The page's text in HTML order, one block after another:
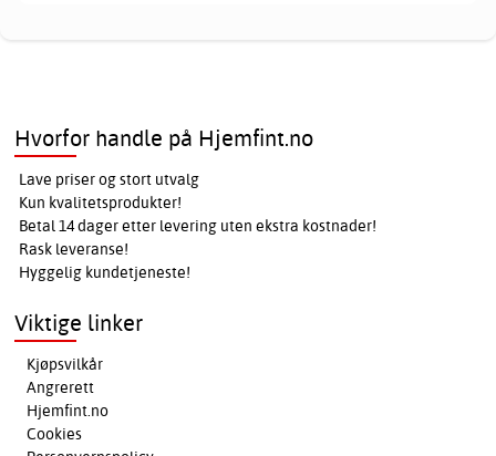
Hvorfor handle på Hjemfint.no
Lave priser og stort utvalg
Kun kvalitetsprodukter!
Betal 14 dager etter levering uten ekstra kostnader!
Rask leveranse!
Hyggelig kundetjeneste!
Viktige linker
Kjøpsvilkår
Angrerett
Hjemfint.no
Cookies